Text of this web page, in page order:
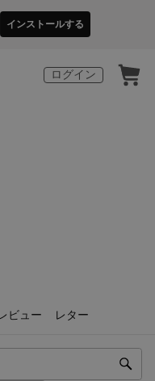
インストールする
ログイン
ビュー レター